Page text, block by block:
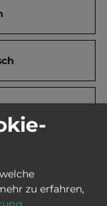
Ski-
In HS 2-7
Ort
b
zu erfahren,